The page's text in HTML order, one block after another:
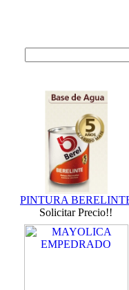
PINTURA
Solicitar Precio!!